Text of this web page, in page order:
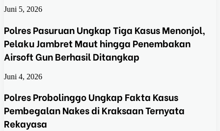
Juni 5, 2026
Polres Pasuruan Ungkap Tiga Kasus Menonjol,
Pelaku Jambret Maut hingga Penembakan
Airsoft Gun Berhasil Ditangkap
Juni 4, 2026
Polres Probolinggo Ungkap Fakta Kasus
Pembegalan Nakes di Kraksaan Ternyata
Rekayasa